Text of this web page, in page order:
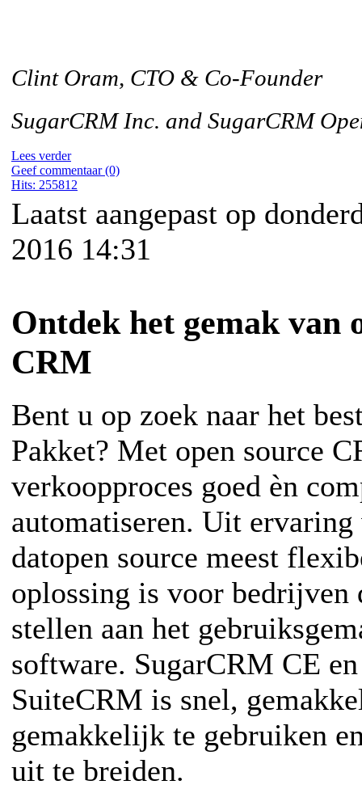
Clint Oram, CTO & Co-Founder
SugarCRM Inc. and SugarCRM
Lees verder
Geef commentaar (0)
Hits: 255812
Laatst aangepast op
2016 14:31
Ontdek het gemak van
CRM
Bent u op zoek naar het
Pakket? Met open source
verkoopproces goed èn
automatiseren. Uit
datopen source meest
oplossing is voor bedrijven
stellen aan het
software. SugarCRM CE
SuiteCRM is snel,
gemakkelijk te gebruiken
uit te breiden.